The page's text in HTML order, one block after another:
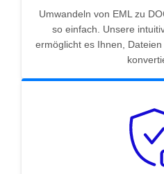
Umwandeln von EML zu
so einfach. Unsere
ermöglicht es Ihnen,